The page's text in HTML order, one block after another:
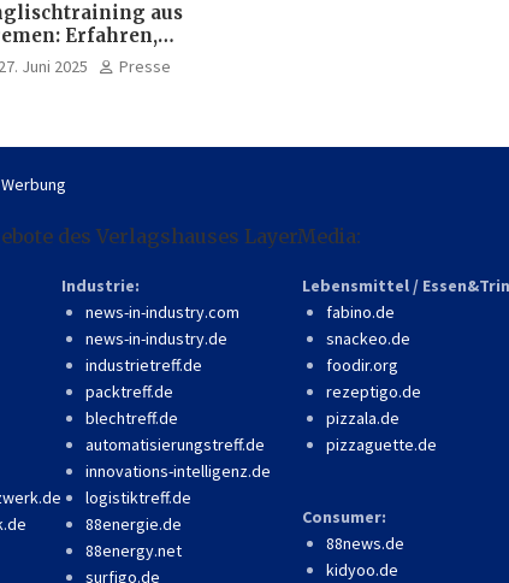
aus
Erfahren,
online
27. Juni 2025 Presse
des Verlagshauses LayerMedia:
Industrie:
news-in-industry.com
news-in-industry.de
industrietreff.de
packtreff.de
blechtreff.de
automatisierungstreff.de
innovations-intelligenz.de
logistiktreff.de
88energie.de
88energy.net
surfigo.de
Lebensmittel /
fabino.de
snackeo.de
foodir.org
rezeptigo.de
pizzala.de
pizzaguette.de
Consumer:
88news.de
kidyoo.de